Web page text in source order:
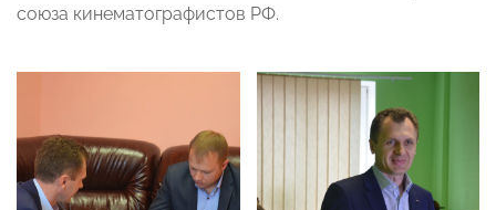
союза кинематографистов РФ.